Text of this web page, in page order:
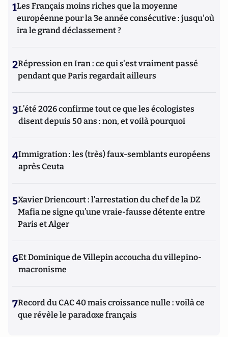
1Les Français moins riches que la moyenne
européenne pour la 3e année consécutive : jusqu'où
ira le grand déclassement ?
2Répression en Iran : ce qui s'est vraiment passé
pendant que Paris regardait ailleurs
3L’été 2026 confirme tout ce que les écologistes
disent depuis 50 ans : non, et voilà pourquoi
4Immigration : les (très) faux-semblants européens
après Ceuta
5Xavier Driencourt : l’arrestation du chef de la DZ
Mafia ne signe qu’une vraie-fausse détente entre
Paris et Alger
6Et Dominique de Villepin accoucha du villepino-
macronisme
7Record du CAC 40 mais croissance nulle : voilà ce
que révèle le paradoxe français